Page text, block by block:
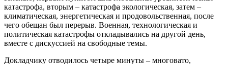
катастрофа, вторым – катастрофа экологическая, затем –
климатическая, энергетическая и продовольственная, после
чего обещан был перерыв. Военная, технологическая и
политическая катастрофы откладывались на другой день,
вместе с дискуссией на свободные темы.
Докладчику отводилось четыре минуты – многовато,